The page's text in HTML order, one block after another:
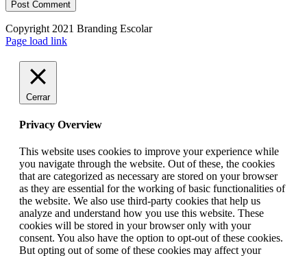
Copyright 2021 Branding Escolar
X
Instagram
LinkedIn
YouTube
Email
Facebook
Page load link
Cerrar
Privacy Overview
This website uses cookies to improve your experience while
you navigate through the website. Out of these, the cookies
that are categorized as necessary are stored on your browser
as they are essential for the working of basic functionalities of
the website. We also use third-party cookies that help us
analyze and understand how you use this website. These
cookies will be stored in your browser only with your
consent. You also have the option to opt-out of these cookies.
But opting out of some of these cookies may affect your